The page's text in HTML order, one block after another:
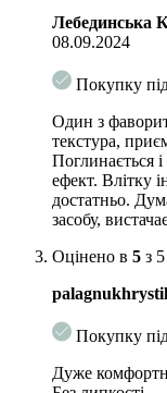
Лізат
покращує
агресивних
передчасне
сприяє
Лізат
волокна
бар’єрні
реактивною.
6 видів
утриманню
еластичність
Лебединська
08.09.2024
Покупку
Один з
текстура,
Поглинається
ефект. Влітку
достатньо.
засобу,
Оцінено в 5 з 5
Покупку
Дуже